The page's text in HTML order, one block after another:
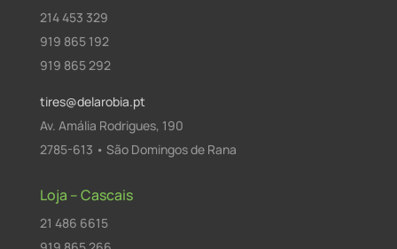
214 453 329
919 865 192
919 865 292
tires@delarobia.pt
Av. Amália Rodrigues, 190
2785-613 • São Domingos de Rana
Loja – Cascais
21 486 6615